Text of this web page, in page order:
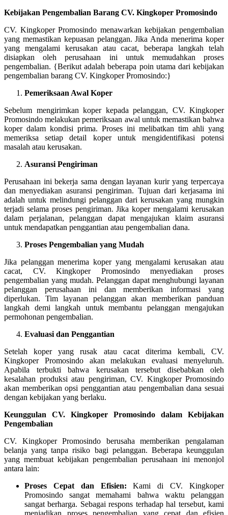
Kebijakan Pengembalian Barang CV. Kingkoper Promosindo
CV. Kingkoper Promosindo menawarkan kebijakan pengembalian
yang memastikan kepuasan pelanggan. Jika Anda menerima koper
yang mengalami kerusakan atau cacat, beberapa langkah telah
disiapkan oleh perusahaan ini untuk memudahkan proses
pengembalian. {Berikut adalah beberapa poin utama dari kebijakan
pengembalian barang CV. Kingkoper Promosindo:}
Pemeriksaan Awal Koper
Sebelum mengirimkan koper kepada pelanggan, CV. Kingkoper
Promosindo melakukan pemeriksaan awal untuk memastikan bahwa
koper dalam kondisi prima. Proses ini melibatkan tim ahli yang
memeriksa setiap detail koper untuk mengidentifikasi potensi
masalah atau kerusakan.
Asuransi Pengiriman
Perusahaan ini bekerja sama dengan layanan kurir yang terpercaya
dan menyediakan asuransi pengiriman. Tujuan dari kerjasama ini
adalah untuk melindungi pelanggan dari kerusakan yang mungkin
terjadi selama proses pengiriman. Jika koper mengalami kerusakan
dalam perjalanan, pelanggan dapat mengajukan klaim asuransi
untuk mendapatkan penggantian atau pengembalian dana.
Proses Pengembalian yang Mudah
Jika pelanggan menerima koper yang mengalami kerusakan atau
cacat, CV. Kingkoper Promosindo menyediakan proses
pengembalian yang mudah. Pelanggan dapat menghubungi layanan
pelanggan perusahaan ini dan memberikan informasi yang
diperlukan. Tim layanan pelanggan akan memberikan panduan
langkah demi langkah untuk membantu pelanggan mengajukan
permohonan pengembalian.
Evaluasi dan Penggantian
Setelah koper yang rusak atau cacat diterima kembali, CV.
Kingkoper Promosindo akan melakukan evaluasi menyeluruh.
Apabila terbukti bahwa kerusakan tersebut disebabkan oleh
kesalahan produksi atau pengiriman, CV. Kingkoper Promosindo
akan memberikan opsi penggantian atau pengembalian dana sesuai
dengan kebijakan yang berlaku.
Keunggulan CV. Kingkoper Promosindo dalam Kebijakan
Pengembalian
CV. Kingkoper Promosindo berusaha memberikan pengalaman
belanja yang tanpa risiko bagi pelanggan. Beberapa keunggulan
yang membuat kebijakan pengembalian perusahaan ini menonjol
antara lain:
Proses Cepat dan Efisien:Kami di CV. Kingkoper
Promosindo sangat memahami bahwa waktu pelanggan
sangat berharga. Sebagai respons terhadap hal tersebut, kami
menjadikan proses pengembalian yang cepat dan efisien